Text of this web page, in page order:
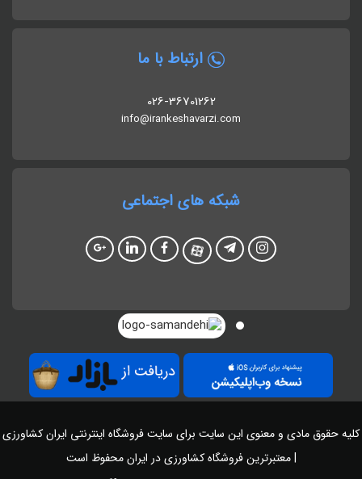
ارتباط با ما
026-36701262
info@irankeshavarzi.com
شبکه های اجتماعی
کلیه حقوق مادی و معنوی این سایت برای سایتفروشگاه اینترنتی ایران کشاورزی
| معتبرترین فروشگاه کشاورزی در ایرانمحفوظ است